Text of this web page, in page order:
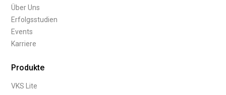
Über Uns
Erfolgsstudien
Events
Karriere
Produkte
VKS Lite